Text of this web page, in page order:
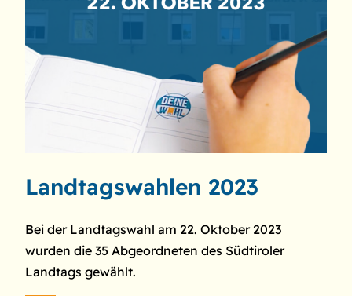
Landtagswahlen 2023
Bei der Landtagswahl am 22. Oktober 2023
wurden die 35 Abgeordneten des Südtiroler
Landtags gewählt.